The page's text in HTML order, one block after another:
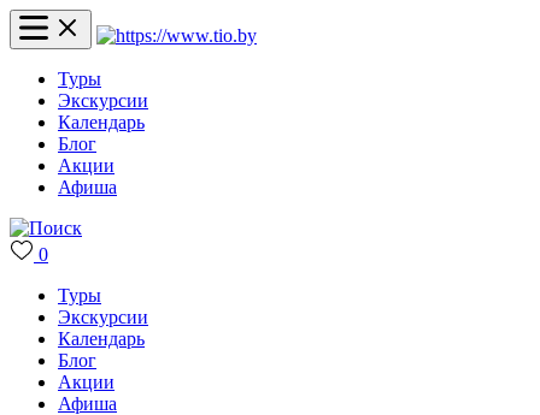
Туры
Экскурсии
Календарь
Блог
Акции
Афиша
0
Туры
Экскурсии
Календарь
Блог
Акции
Афиша